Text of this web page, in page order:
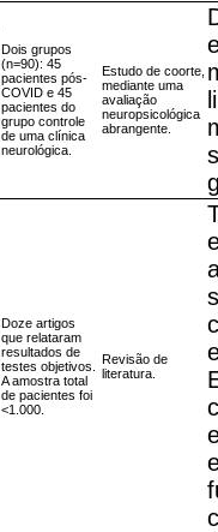
Dois grupos
(n=90): 45
pacientes pós-
COVID e 45
pacientes do
grupo controle
de uma clínica
neurológica.
Estudo de coorte,
mediante uma
avaliação
neuropsicológica
abrangente.
Doze artigos
que relataram
resultados de
testes objetivos.
A amostra total
de pacientes foi
<1.000.
Revisão de
literatura.